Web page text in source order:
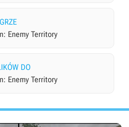
Enemy Territory
DO
Enemy Territory